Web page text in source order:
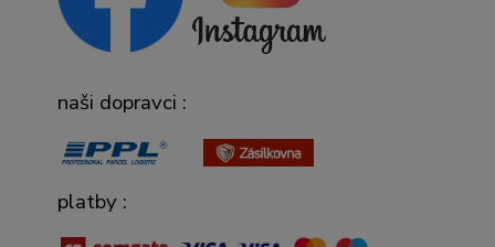
naši dopravci :
platby :